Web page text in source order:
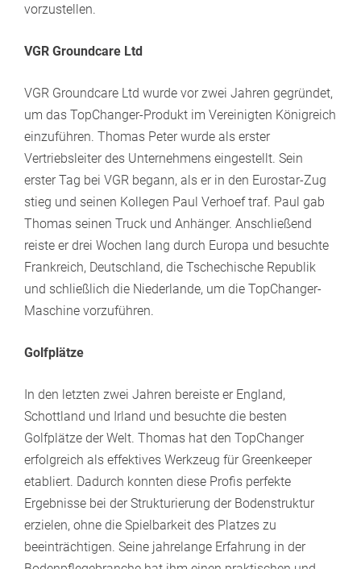
vorzustellen.
VGR Groundcare Ltd
VGR Groundcare Ltd wurde vor zwei Jahren gegründet,
um das TopChanger-Produkt im Vereinigten Königreich
einzuführen. Thomas Peter wurde als erster
Vertriebsleiter des Unternehmens eingestellt. Sein
erster Tag bei VGR begann, als er in den Eurostar-Zug
stieg und seinen Kollegen Paul Verhoef traf. Paul gab
Thomas seinen Truck und Anhänger. Anschließend
reiste er drei Wochen lang durch Europa und besuchte
Frankreich, Deutschland, die Tschechische Republik
und schließlich die Niederlande, um die TopChanger-
Maschine vorzuführen.
Golfplätze
In den letzten zwei Jahren bereiste er England,
Schottland und Irland und besuchte die besten
Golfplätze der Welt. Thomas hat den TopChanger
erfolgreich als effektives Werkzeug für Greenkeeper
etabliert. Dadurch konnten diese Profis perfekte
Ergebnisse bei der Strukturierung der Bodenstruktur
erzielen, ohne die Spielbarkeit des Platzes zu
beeinträchtigen. Seine jahrelange Erfahrung in der